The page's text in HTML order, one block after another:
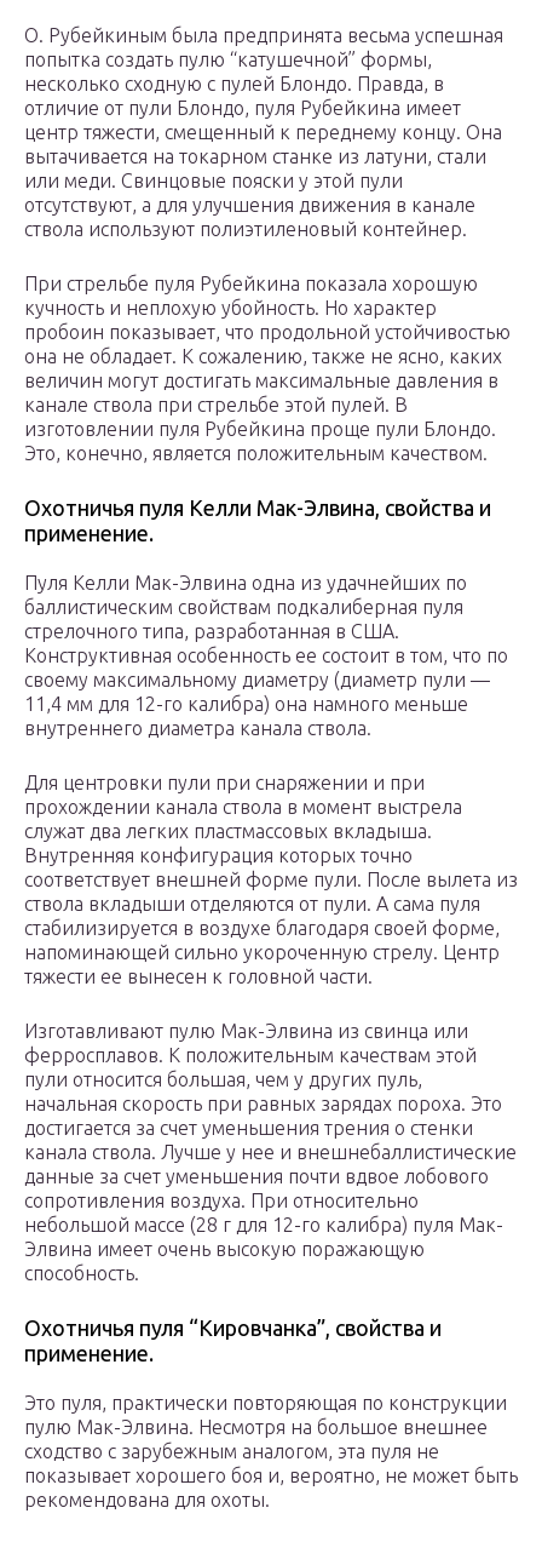
О. Рубейкиным была предпринята весьма успешная
попытка создать пулю “катушечной” формы,
несколько сходную с пулей Блондо. Правда, в
отличие от пули Блондо, пуля Рубейкина имеет
центр тяжести, смещенный к переднему концу. Она
вытачивается на токарном станке из латуни, стали
или меди. Свинцовые пояски у этой пули
отсутствуют, а для улучшения движения в канале
ствола используют полиэтиленовый контейнер.
При стрельбе пуля Рубейкина показала хорошую
кучность и неплохую убойность. Но характер
пробоин показывает, что продольной устойчивостью
она не обладает. К сожалению, также не ясно, каких
величин могут достигать максимальные давления в
канале ствола при стрельбе этой пулей. В
изготовлении пуля Рубейкина проще пули Блондо.
Это, конечно, является положительным качеством.
Охотничья пуля Келли Мак-Элвина, свойства и
применение.
Пуля Келли Мак-Элвина одна из удачнейших по
баллистическим свойствам подкалиберная пуля
стрелочного типа, разработанная в США.
Конструктивная особенность ее состоит в том, что по
своему максимальному диаметру (диаметр пули —
11,4 мм для 12-го калибра) она намного меньше
внутреннего диаметра канала ствола.
Для центровки пули при снаряжении и при
прохождении канала ствола в момент выстрела
служат два легких пластмассовых вкладыша.
Внутренняя конфигурация которых точно
соответствует внешней форме пули. После вылета из
ствола вкладыши отделяются от пули. А сама пуля
стабилизируется в воздухе благодаря своей форме,
напоминающей сильно укороченную стрелу. Центр
тяжести ее вынесен к головной части.
Изготавливают пулю Мак-Элвина из свинца или
ферросплавов. К положительным качествам этой
пули относится большая, чем у других пуль,
начальная скорость при равных зарядах пороха. Это
достигается за счет уменьшения трения о стенки
канала ствола. Лучше у нее и внешнебаллистические
данные за счет уменьшения почти вдвое лобового
сопротивления воздуха. При относительно
небольшой массе (28 г для 12-го калибра) пуля Мак-
Элвина имеет очень высокую поражающую
способность.
Охотничья пуля “Кировчанка”, свойства и
применение.
Это пуля, практически повторяющая по конструкции
пулю Мак-Элвина. Несмотря на большое внешнее
сходство с зарубежным аналогом, эта пуля не
показывает хорошего боя и, вероятно, не может быть
рекомендована для охоты.